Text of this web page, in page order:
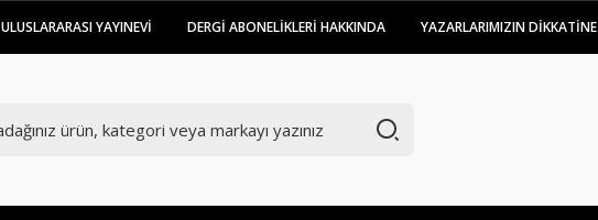
ULUSLARARASI YAYINEVİ DERGİ ABONELİKLERİ HAKKINDA YAZARLARIMIZIN DİKKATİNE